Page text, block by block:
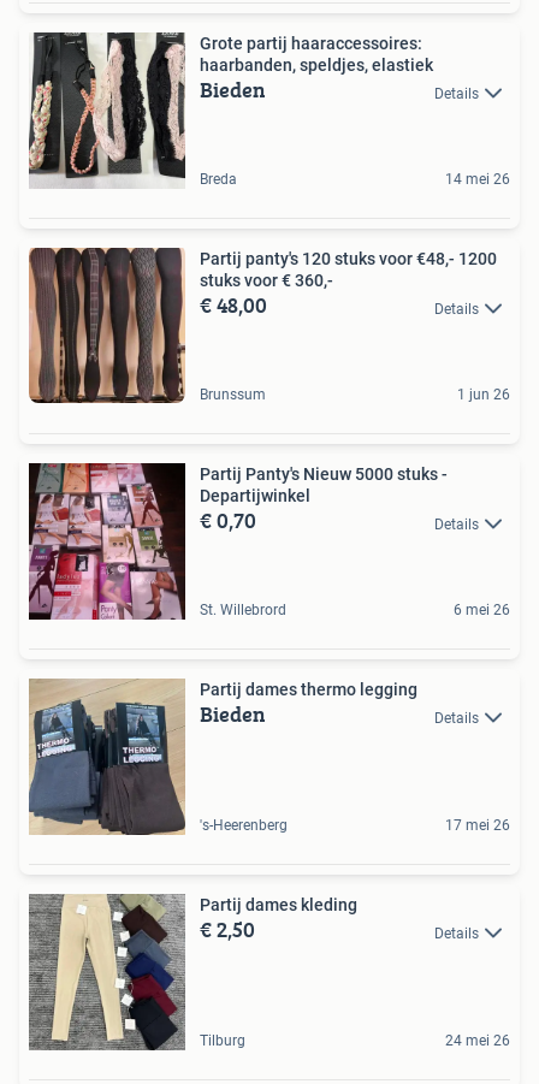
Grote partij haaraccessoires:
haarbanden, speldjes, elastiek
Bieden Details
Breda 14 mei 26
Partij panty's 120 stuks voor €48,- 1200
stuks voor € 360,-
€ 48,00 Details
Brunssum 1 jun 26
Partij Panty's Nieuw 5000 stuks -
Departijwinkel
€ 0,70 Details
St. Willebrord 6 mei 26
Partij dames thermo legging
Bieden Details
's-Heerenberg 17 mei 26
Partij dames kleding
€ 2,50 Details
Tilburg 24 mei 26